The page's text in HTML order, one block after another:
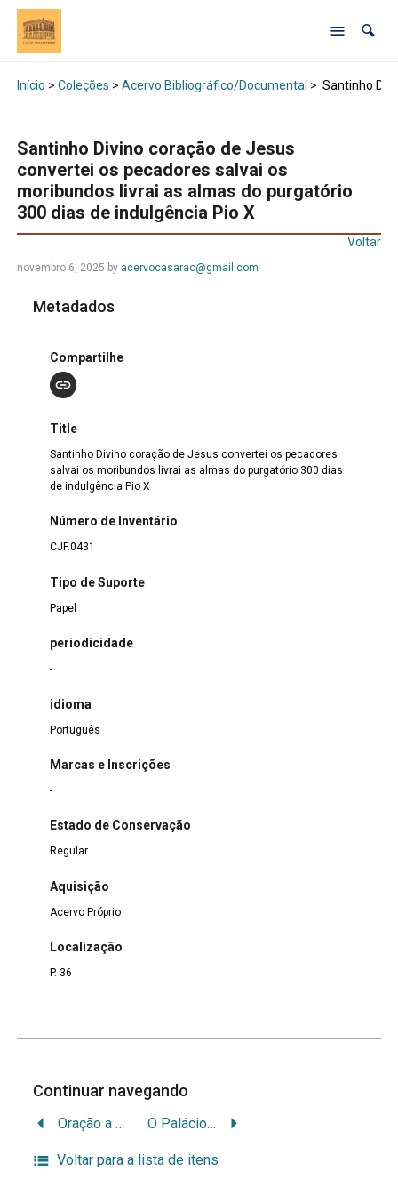
Início > Coleções > Acervo Bibliográfico/Documental > Santinho
Santinho Divino coração de Jesus
convertei os pecadores salvai os
moribundos livrai as almas do purgatório
300 dias de indulgência Pio X
Voltar
novembro 6, 2025 by acervocasarao@gmail.com
Metadados
Compartilhe
Title
Santinho Divino coração de Jesus convertei os pecadores
salvai os moribundos livrai as almas do purgatório 300 dias
de indulgência Pio X
Número de Inventário
CJF.0431
Tipo de Suporte
Papel
periodicidade
-
idioma
Português
Marcas e Inscrições
-
Estado de Conservação
Regular
Aquisição
Acervo Próprio
Localização
P. 36
Continuar navegando
Oração a chaga do ombro de Jesus O Palácio de Niorres
Voltar para a lista de itens